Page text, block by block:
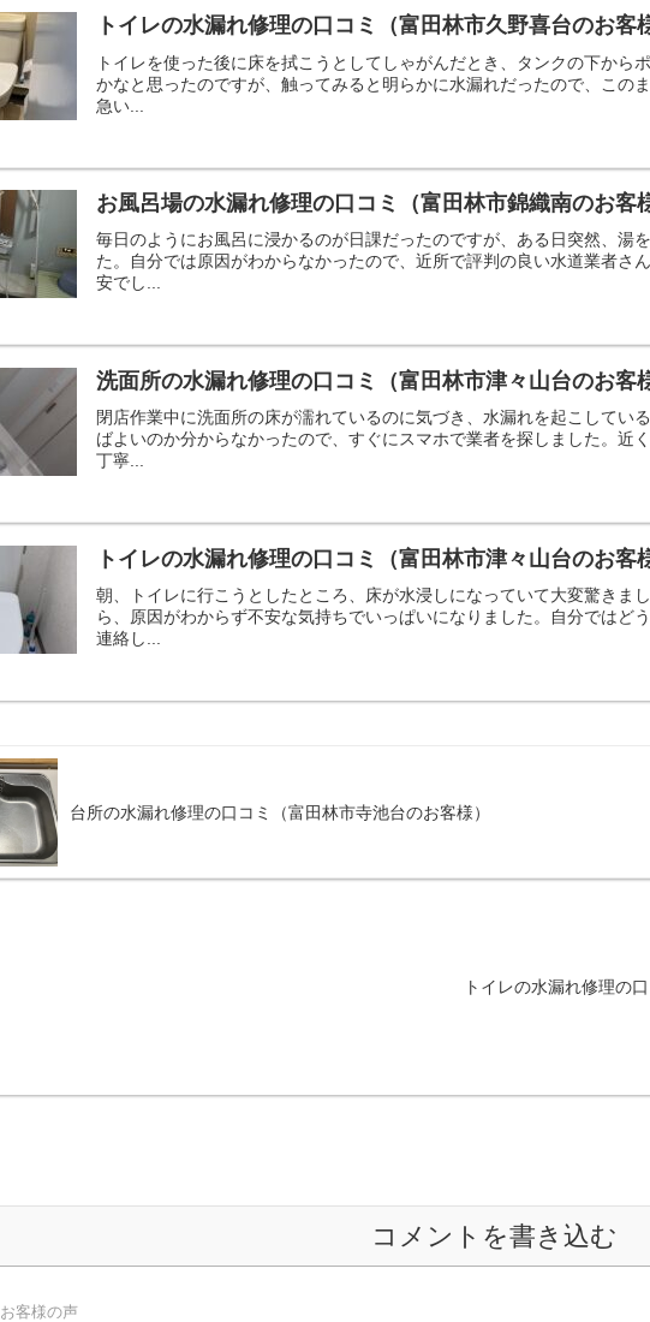
トイレの水漏れ修理の口コミ（富田林市久野喜台のお客
トイレを使った後に床を拭こうとしてしゃがんだとき、タンクの下か
かなと思ったのですが、触ってみると明らかに水漏れだったので、この
急い...
お風呂場の水漏れ修理の口コミ（富田林市錦織南のお客
毎日のようにお風呂に浸かるのが日課だったのですが、ある日突然、湯
た。自分では原因がわからなかったので、近所で評判の良い水道業者さ
安でし...
洗面所の水漏れ修理の口コミ（富田林市津々山台のお客
閉店作業中に洗面所の床が濡れているのに気づき、水漏れを起こしてい
ばよいのか分からなかったので、すぐにスマホで業者を探しました。近
丁寧...
トイレの水漏れ修理の口コミ（富田林市津々山台のお客
朝、トイレに行こうとしたところ、床が水浸しになっていて大変驚きま
ら、原因がわからず不安な気持ちでいっぱいになりました。自分ではど
連絡し...
台所の水漏れ修理の口コミ（富田林市寺池台のお客様）
トイレの水漏れ修理の
コメントを書き込む
お客様の声